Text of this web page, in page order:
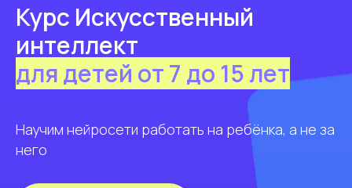
Курс Искусственный
интеллект
для детей от 7 до 15 лет
Научим нейросети работать на ребёнка, а не за
него